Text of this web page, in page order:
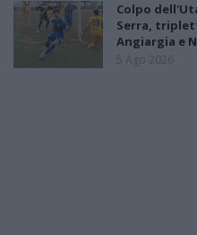
Colpo
Serra,
Angiargia e
5 Ago 2026